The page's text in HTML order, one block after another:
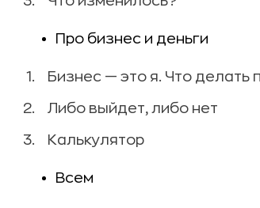
Про бизнес и деньги
Бизнес — это я. Что делать
Либо выйдет, либо нет
Калькулятор
Всем